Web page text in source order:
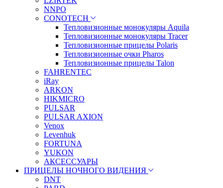
NNPO
CONOTECH
Тепловизионные монокуляры Aquila
Тепловизионные монокуляры Tracer
Тепловизионные прицелы Polaris
Тепловизионные очки Pharos
Тепловизионные прицелы Talon
FAHRENTEC
iRay
ARKON
HIKMICRO
PULSAR
PULSAR AXION
Venox
Levenhuk
FORTUNA
YUKON
АКСЕССУАРЫ
ПРИЦЕЛЫ НОЧНОГО ВИДЕНИЯ
DNT